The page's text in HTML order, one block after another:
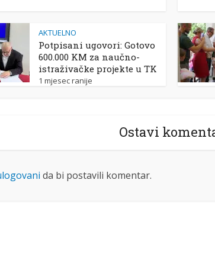
AKTUELNO
Potpisani ugovori: Gotovo
600.000 KM za naučno-
istraživačke projekte u TK
1 mjesec ranije
Ostavi
da bi postavili komentar.